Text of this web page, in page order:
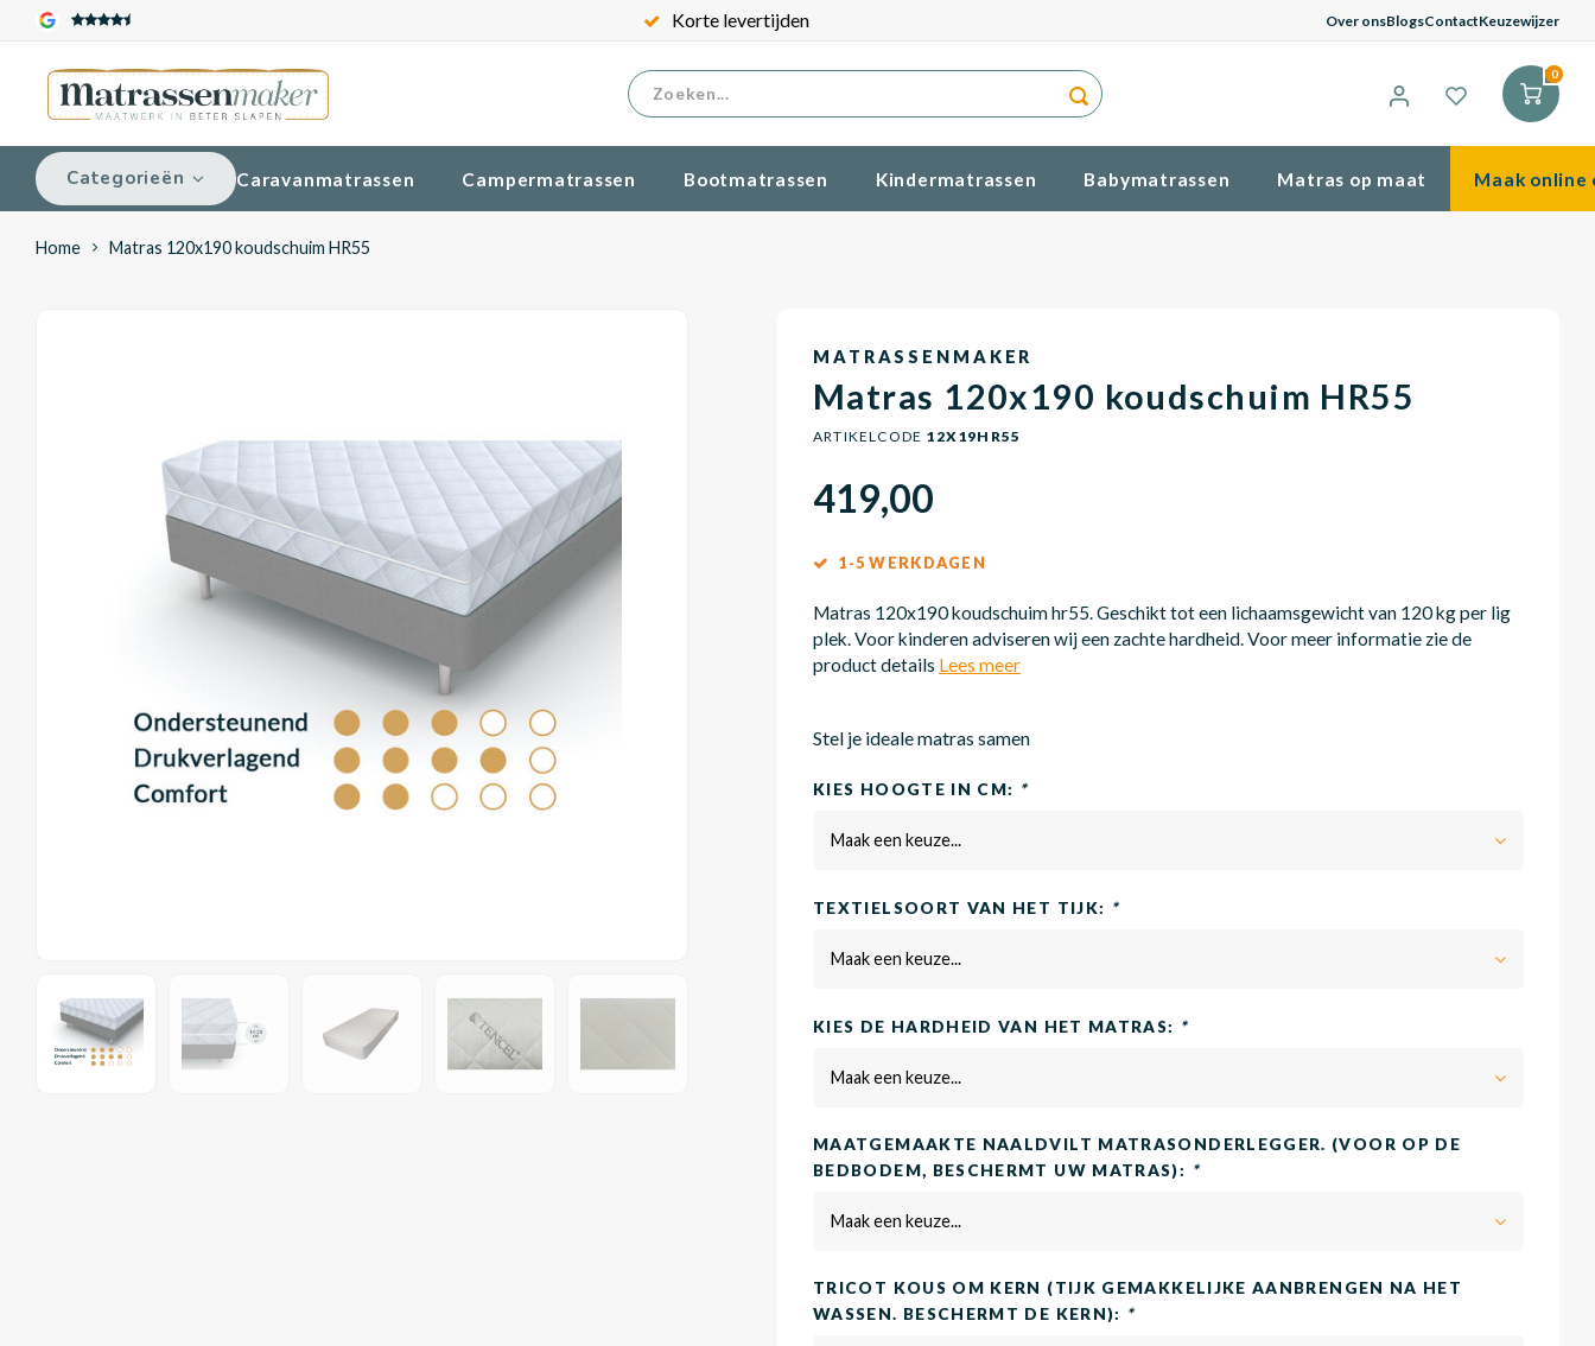
Korte levertijden Over onsBlogsContactKeuzewijzer
0
Categorieën Caravanmatrassen Campermatrassen Bootmatrassen Kindermatrassen Babymatrassen Matras op maat Maak online
Home Matras 120x190 koudschuim HR55
MATRASSENMAKER
Matras 120x190 koudschuim HR55
ARTIKELCODE 12X19HR55
419,00
1-5 WERKDAGEN
Matras 120x190 koudschuim hr55. Geschikt tot een lichaamsgewicht van 120 kg per lig
plek. Voor kinderen adviseren wij een zachte hardheid. Voor meer informatie zie de
product details Lees meer
Stel je ideale matras samen
KIES HOOGTE IN CM: *
Maak een keuze...
TEXTIELSOORT VAN HET TIJK: *
Maak een keuze...
KIES DE HARDHEID VAN HET MATRAS: *
Maak een keuze...
MAATGEMAAKTE NAALDVILT MATRASONDERLEGGER. (VOOR OP DE
BEDBODEM, BESCHERMT UW MATRAS): *
Maak een keuze...
TRICOT KOUS OM KERN (TIJK GEMAKKELIJKE AANBRENGEN NA HET
WASSEN. BESCHERMT DE KERN): *